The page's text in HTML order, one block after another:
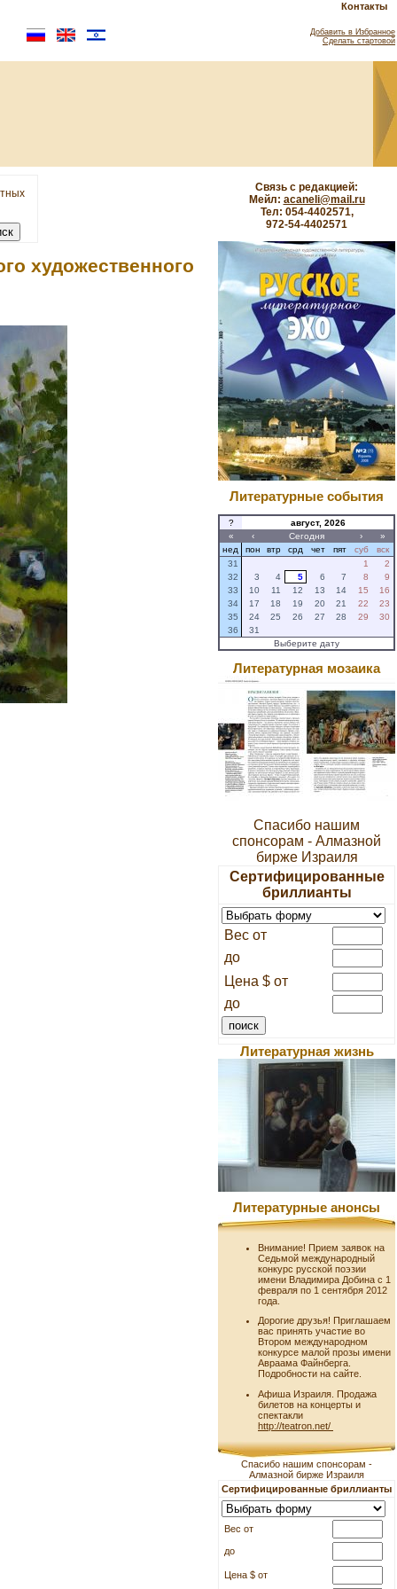
Контакты
Добавить в Избранное
Сделать стартовой
художественного
Связь с редакцией:
Мейл: acaneli@mail.ru
Тел: 054-4402571,
972-54-4402571
Литературные события
?
август, 2026
«
‹ Сегодня ›
»
нед
пон втр срд чет пят суб
вск
31
1
2
32
3 4 5 6 7 8
9
33
10 11 12 13 14 15
16
34
17 18 19 20 21 22
23
35
24 25 26 27 28 29
30
36
31
Выберите дату
Литературная мозаика
Спасибо нашим
спонсорам - Алмазной
бирже Израиля
Сертифицированные
бриллианты
Вес от
до
Цена $ от
до
Литературная жизнь
Литературные анонсы
Внимание! Прием заявок на
Седьмой международный
конкурс русской поэзии
имени Владимира Добина с 1
февраля по 1 сентября 2012
года.
Дорогие друзья! Приглашаем
вас принять участие во
Втором международном
конкурсе малой прозы имени
Авраама Файнберга.
Подробности на сайте.
Афиша Израиля. Продажа
билетов на концерты и
спектакли
http://teatron.net/
Спасибо нашим спонсорам -
Алмазной бирже Израиля
Сертифицированные бриллианты
Вес от
до
Цена $ от